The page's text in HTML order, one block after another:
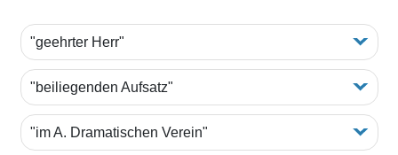
"geehrter Herr"
"beiliegenden Aufsatz"
"im A. Dramatischen Verein"